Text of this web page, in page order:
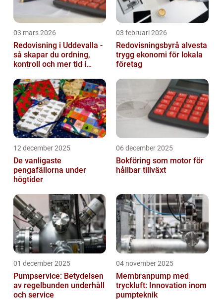
03 mars 2026
Redovisning i Uddevalla -
så skapar du ordning,
kontroll och mer tid i
03 februari 2026
Redovisningsbyrå alvesta
trygg ekonomi för lokala
företag
12 december 2025
De vanligaste
pengafällorna under
högtider
06 december 2025
Bokföring som motor för
hållbar tillväxt
01 december 2025
Pumpservice: Betydelsen
av regelbunden underhåll
och service
04 november 2025
Membranpump med
tryckluft: Innovation inom
pumpteknik